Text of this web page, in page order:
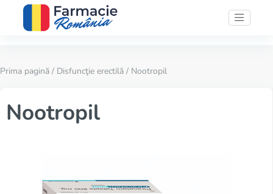
Prima pagină / Disfuncţie erectilă / Nootropil
Nootropil